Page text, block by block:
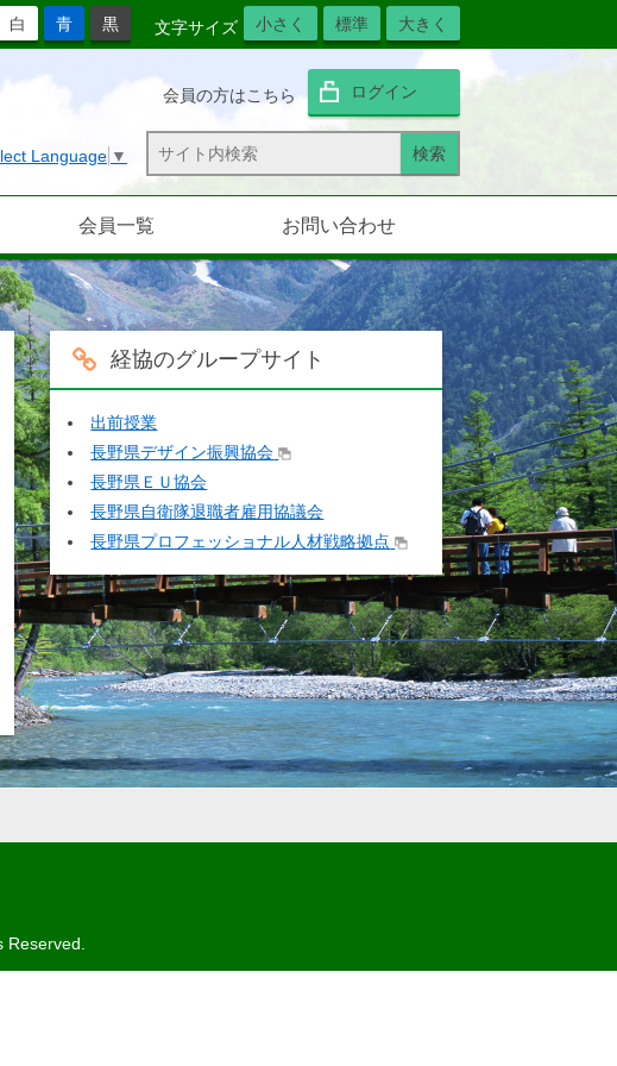
文字サイズ 小さく 標準 大きく
白 青 黒
会員の方はこちら ログイン
Language ▼
会員一覧 お問い合わせ
経協のグループサイト
出前授業
長野県デザイン振興協会
長野県ＥＵ協会
長野県自衛隊退職者雇用協議会
長野県プロフェッショナル人材戦略拠点
Reserved.